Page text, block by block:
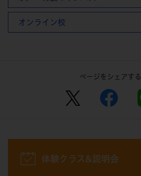
オンライン校
ページをシェアする
体験クラス&説明会